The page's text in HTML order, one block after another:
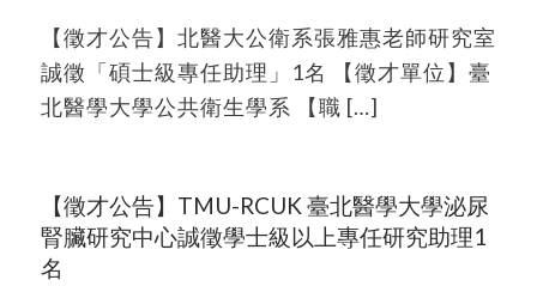
【徵才公告】北醫大公衛系張雅惠老師研究室
誠徵「碩士級專任助理」1名 【徵才單位】臺
北醫學大學公共衛生學系 【職 […]
【徵才公告】TMU-RCUK 臺北醫學大學泌尿
腎臟研究中心誠徵學士級以上專任研究助理1
名